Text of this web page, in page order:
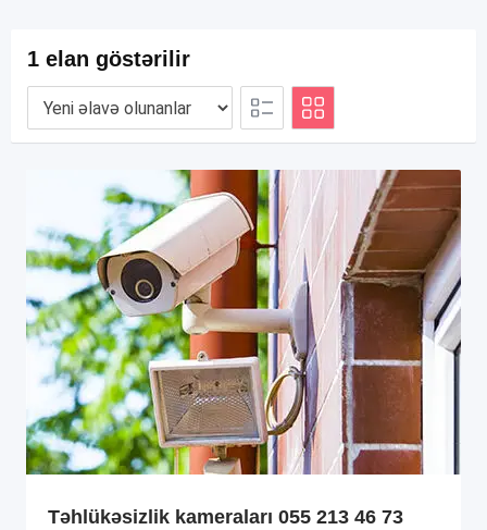
1 elan göstərilir
Təhlükəsizlik kameraları 055 213 46 73